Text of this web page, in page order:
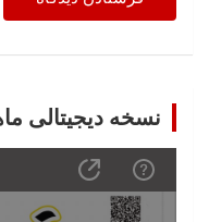
نسخه دیجیتالی